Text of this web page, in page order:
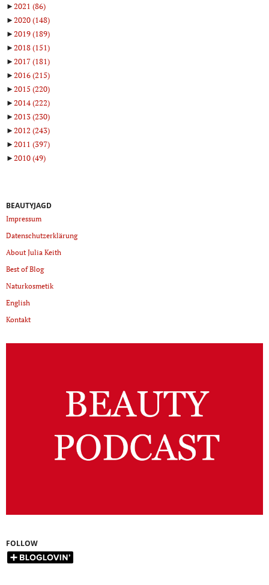
►2021 (86)
►2020(148)
►2019(189)
►2018(151)
►2017(181)
►2016(215)
►2015 (220)
►2014(222)
►2013(230)
►2012 (243)
►2011 (397)
►2010(49)
BEAUTYJAGD
Impressum
Datenschutzerklärung
About Julia Keith
Best of Blog
Naturkosmetik
English
Kontakt
FOLLOW